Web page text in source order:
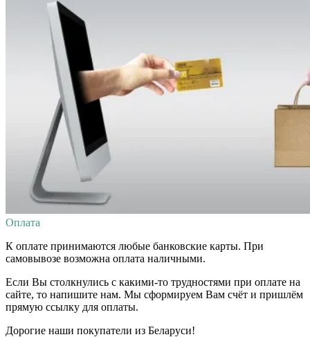
Оплата
К оплате принимаются любые банковские карты. При
самовывозе возможна оплата наличными.
Если Вы столкнулись с какими-то трудностями при оплате на
сайте, то напишите нам. Мы сформируем Вам счёт и пришлём
прямую ссылку для оплаты.
Дорогие наши покупатели из Беларуси!